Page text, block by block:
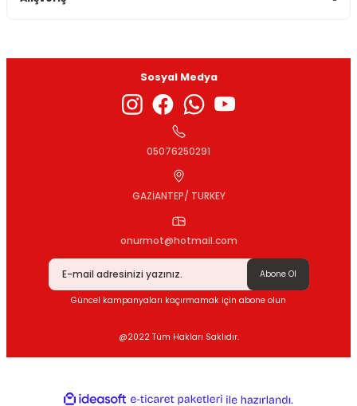
Gönder
Sosyal Medya
05076250291
GAZİANTEP/ TURKEY
onurmot@hotmail.com
Abone Ol
Güncel kampanyaları kaçırmamak için abone olun
@2022 Tüm Hakları Saklıdır.
ideasoft e-